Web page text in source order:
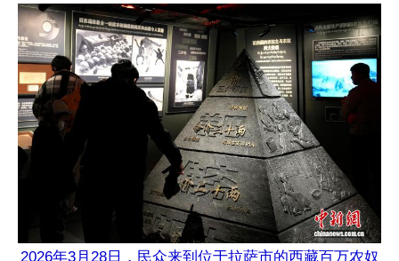
2026年3月28日，民众来到位于拉萨市的西藏百万农奴